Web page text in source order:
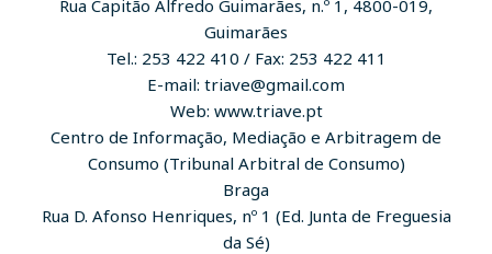
Rua Capitão Alfredo Guimarães, n.º 1, 4800-019,
Guimarães
Tel.: 253 422 410 / Fax: 253 422 411
E-mail: triave@gmail.com
Web: www.triave.pt
Centro de Informação, Mediação e Arbitragem de
Consumo (Tribunal Arbitral de Consumo)
Braga
Rua D. Afonso Henriques, nº 1 (Ed. Junta de Freguesia
da Sé)